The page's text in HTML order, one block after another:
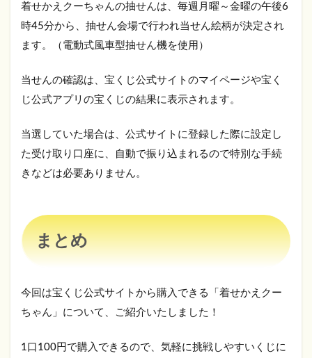
着せかえクーちゃんの抽せんは、毎週月曜～金曜の午後6
時45分から、抽せん会場で行われ当せん絵柄が決定され
ます。（電動式風車型抽せん機を使用）
当せんの確認は、宝くじ公式サイトのマイページや宝く
じ公式アプリの宝くじの結果に表示されます。
当選していた場合は、公式サイトに登録した際に設定し
た受け取り口座に、自動で振り込まれるので特別な手続
きなどは必要ありません。
まとめ
今回は宝くじ公式サイトから購入できる「着せかえクー
ちゃん」について、ご紹介いたしました！
1口100円で購入できるので、気軽に挑戦しやすいくじに